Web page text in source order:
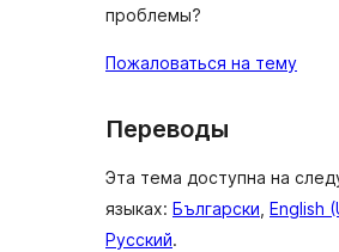
проблемы?
Пожаловаться на тему
Переводы
Эта тема доступна на
языках: Български, English
Русский.